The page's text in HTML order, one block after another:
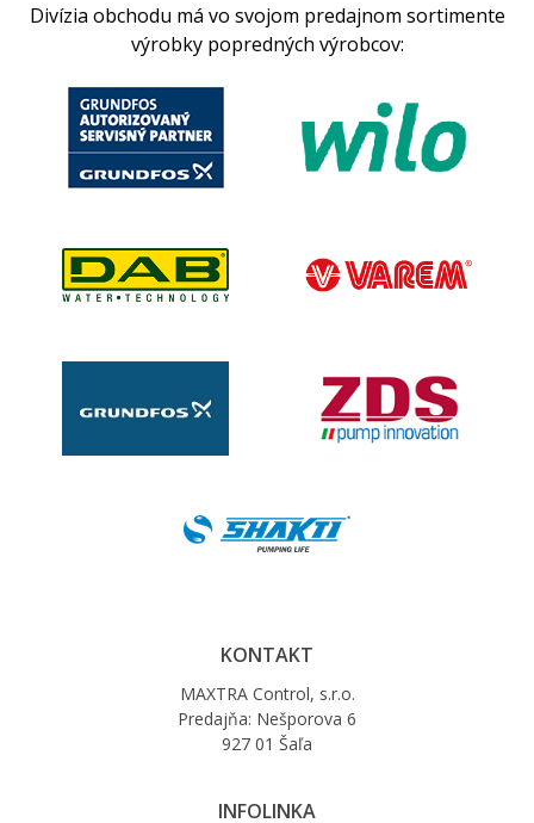
Divízia obchodu má vo svojom predajnom sortimente
výrobky popredných výrobcov:
KONTAKT
MAXTRA Control, s.r.o.
Predajňa: Nešporova 6
927 01 Šaľa
INFOLINKA